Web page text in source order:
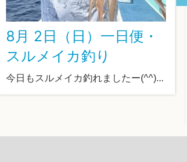
8月 2日（日）一日便・
スルメイカ釣り
今日もスルメイカ釣れましたー(^^)...